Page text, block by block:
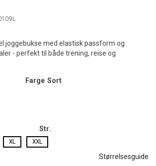
joggebukse med elastisk passform og
- perfekt til både trening, reise og
Farge Sort
Str.
XL XXL
Størrelsesguide